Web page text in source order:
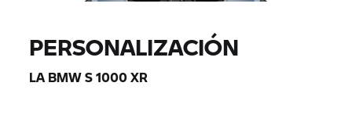
PERSONALIZACIÓN
LA BMWS 1000 XR